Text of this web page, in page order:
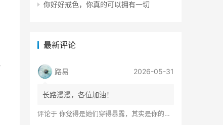
你好好戒色，你真的可以拥有一切
最新评论
路易 2026-05-31
长路漫漫，各位加油！
评论于 你觉得是她们穿得暴露，其实是你的心在着火